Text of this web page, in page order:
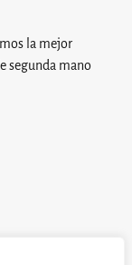
la mejor
segunda mano